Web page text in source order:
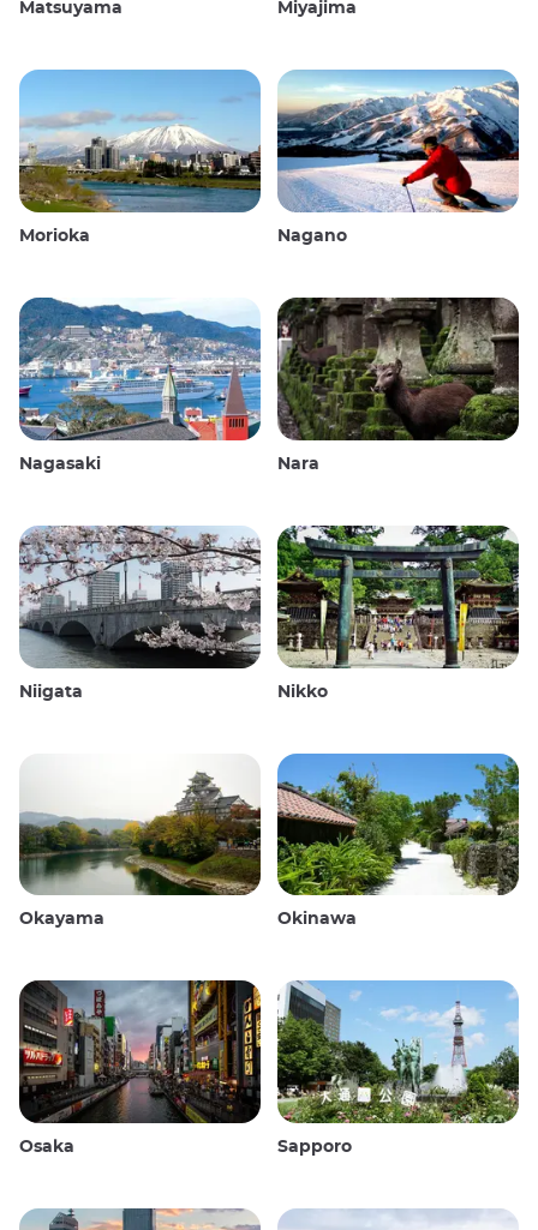
Matsuyama Miyajima
Morioka Nagano
Nagasaki Nara
Niigata Nikko
Okayama Okinawa
Osaka Sapporo